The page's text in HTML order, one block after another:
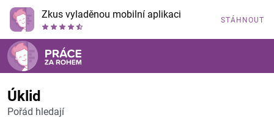
Zkus vyladěnou mobilní aplikaci STÁHNOUT
Úklid
Pořád hledají